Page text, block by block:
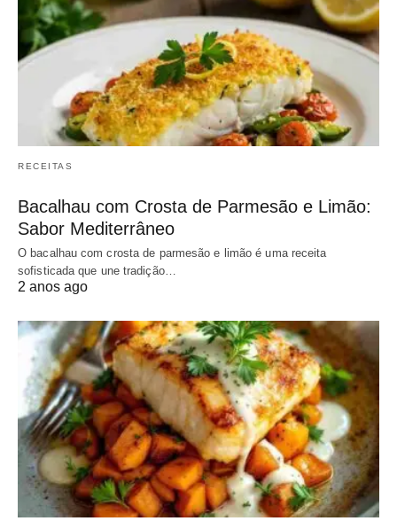
RECEITAS
Bacalhau com Crosta de Parmesão e Limão:
Sabor Mediterrâneo
O bacalhau com crosta de parmesão e limão é uma receita
sofisticada que une tradição…
2 anos ago